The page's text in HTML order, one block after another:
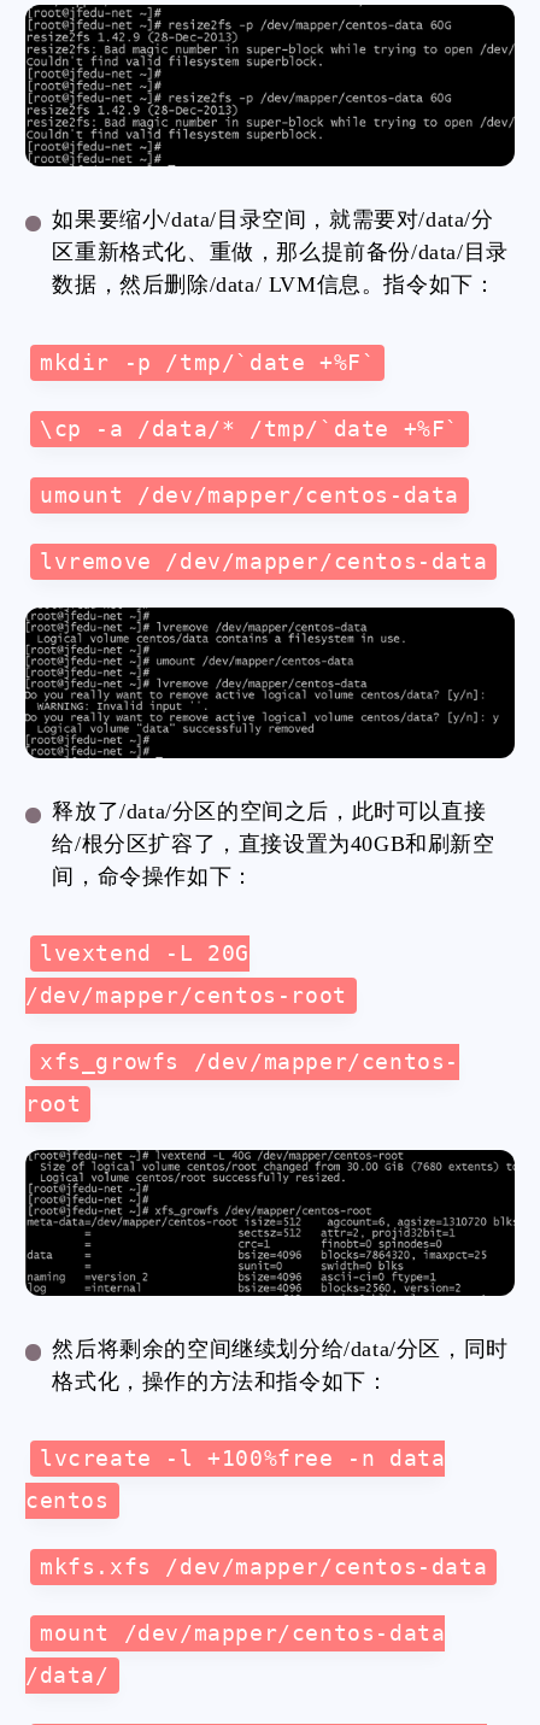
如果要缩小/data/目录空间，就需要对/data/分
区重新格式化、重做，那么提前备份/data/目录
数据，然后删除/data/ LVM信息。指令如下：
mkdir -p /tmp/`date +%F`
\cp -a /data/* /tmp/`date +%F`
umount /dev/mapper/centos-data
lvremove /dev/mapper/centos-data
释放了/data/分区的空间之后，此时可以直接
给/根分区扩容了，直接设置为40GB和刷新空
间，命令操作如下：
lvextend -L 20G
/dev/mapper/centos-root
xfs_growfs /dev/mapper/centos-
root
然后将剩余的空间继续划分给/data/分区，同时
格式化，操作的方法和指令如下：
lvcreate -l +100%free -n data
centos
mkfs.xfs /dev/mapper/centos-data
mount /dev/mapper/centos-data
/data/